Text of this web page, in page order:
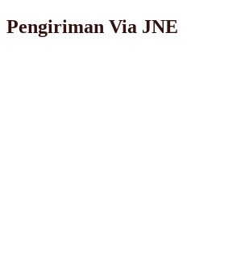
Pengiriman Via JNE